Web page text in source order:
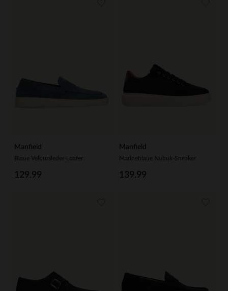
Manfield
Blaue Veloursleder-Loafer
129.99
Manfield
Marineblaue Nubuk-Sneaker
139.99